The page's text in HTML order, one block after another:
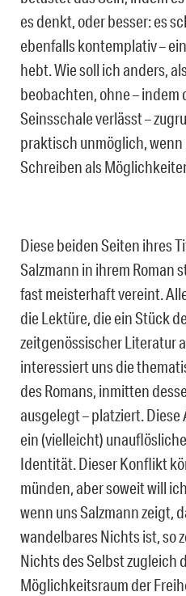
es denkt, oder besser: es
ebenfalls kontemplativ –
hebt. Wie soll ich anders,
beobachten, ohne – indem
Seinsschale verlässt –
praktisch unmöglich,
Schreiben als
Diese beiden Seiten ihres
Salzmann in ihrem Roman
fast meisterhaft vereint.
die Lektüre, die ein Stück
zeitgenössischer Literatur
interessiert uns die
des Romans, inmitten
ausgelegt – platziert.
ein (vielleicht)
Identität. Dieser Konflikt
münden, aber soweit will
wenn uns Salzmann zeigt,
wandelbares Nichts ist, so
Nichts des Selbst zugleich
Möglichkeitsraum der